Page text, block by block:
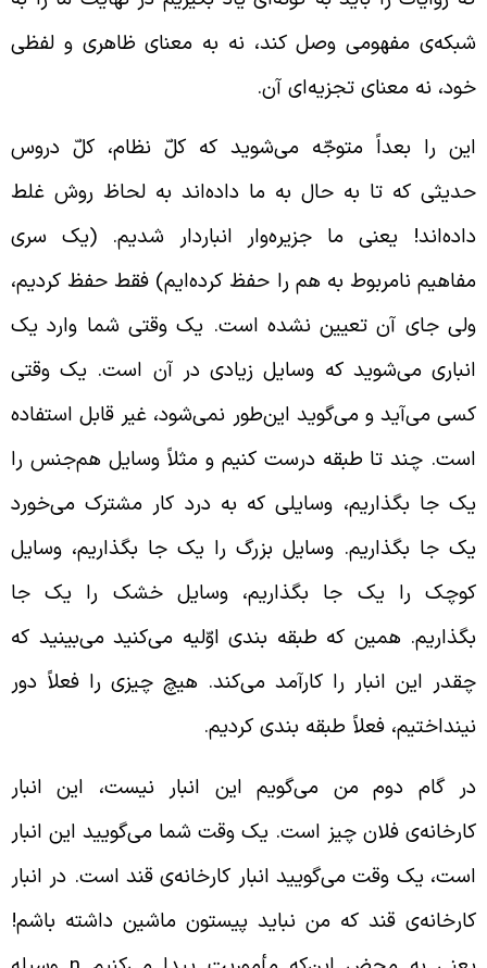
مفهومی وصل کند، نه به معنای ظاهری و لفظی
نه معنای تجزیه‌ای آن.
را بعداً متوجّه می‌شوید که کلّ نظام، کلّ دروس
که تا به حال به ما داده‌اند به لحاظ روش غلط
یعنی ما جزیره‌وار انباردار شدیم. (یک سری
نامربوط به هم را حفظ کرده‌ایم) فقط حفظ کردیم،
جای آن تعیین نشده است. یک وقتی شما وارد یک
می‌شوید که وسایل زیادی در آن است. یک وقتی
می‌آید و می‌گوید این‌طور نمی‌شود، غیر قابل استفاده
چند تا طبقه درست کنیم و مثلاً وسایل هم‌جنس را
جا بگذاریم، وسایلی که به درد کار مشترک می‌خورد
جا بگذاریم. وسایل بزرگ را یک جا بگذاریم، وسایل
را یک جا بگذاریم، وسایل خشک را یک جا
همین که طبقه بندی اوّلیه می‌کنید می‌بینید که
این انبار را کارآمد می‌کند. هیچ چیزی را فعلاً دور
فعلاً طبقه بندی کردیم.
گام دوم من می‌گویم این انبار نیست، این انبار
فلان چیز است. یک وقت شما می‌گویید این انبار
یک وقت می‌گویید انبار کارخانه‌ی قند است. در انبار
قند که من نباید پیستون ماشین داشته باشم!